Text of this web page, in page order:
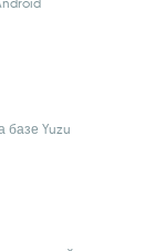
базе Yuzu